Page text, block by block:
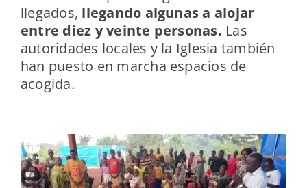
llegados, llegando algunas a alojar
entre diez y veinte personas. Las
autoridades locales y la Iglesia también
han puesto en marcha espacios de
acogida.